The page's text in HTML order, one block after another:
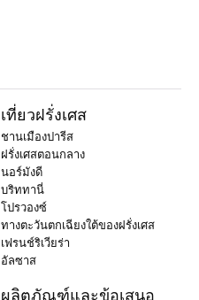
เที่ยวฝรั่งเศส
ชานเมืองปารีส
ฝรั่งเศสตอนกลาง
นอร์มังดี
บริททานี่
โปรวองซ์
ทางตะวันตกเฉียงใต้ของฝรั่งเศส
เฟรนช์ริเวียร่า
อัลซาส
ผลิตภัณฑ์และข้อเสนอ